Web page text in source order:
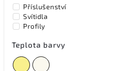
Příslušenství
Svítidla
Profily
Teplota barvy